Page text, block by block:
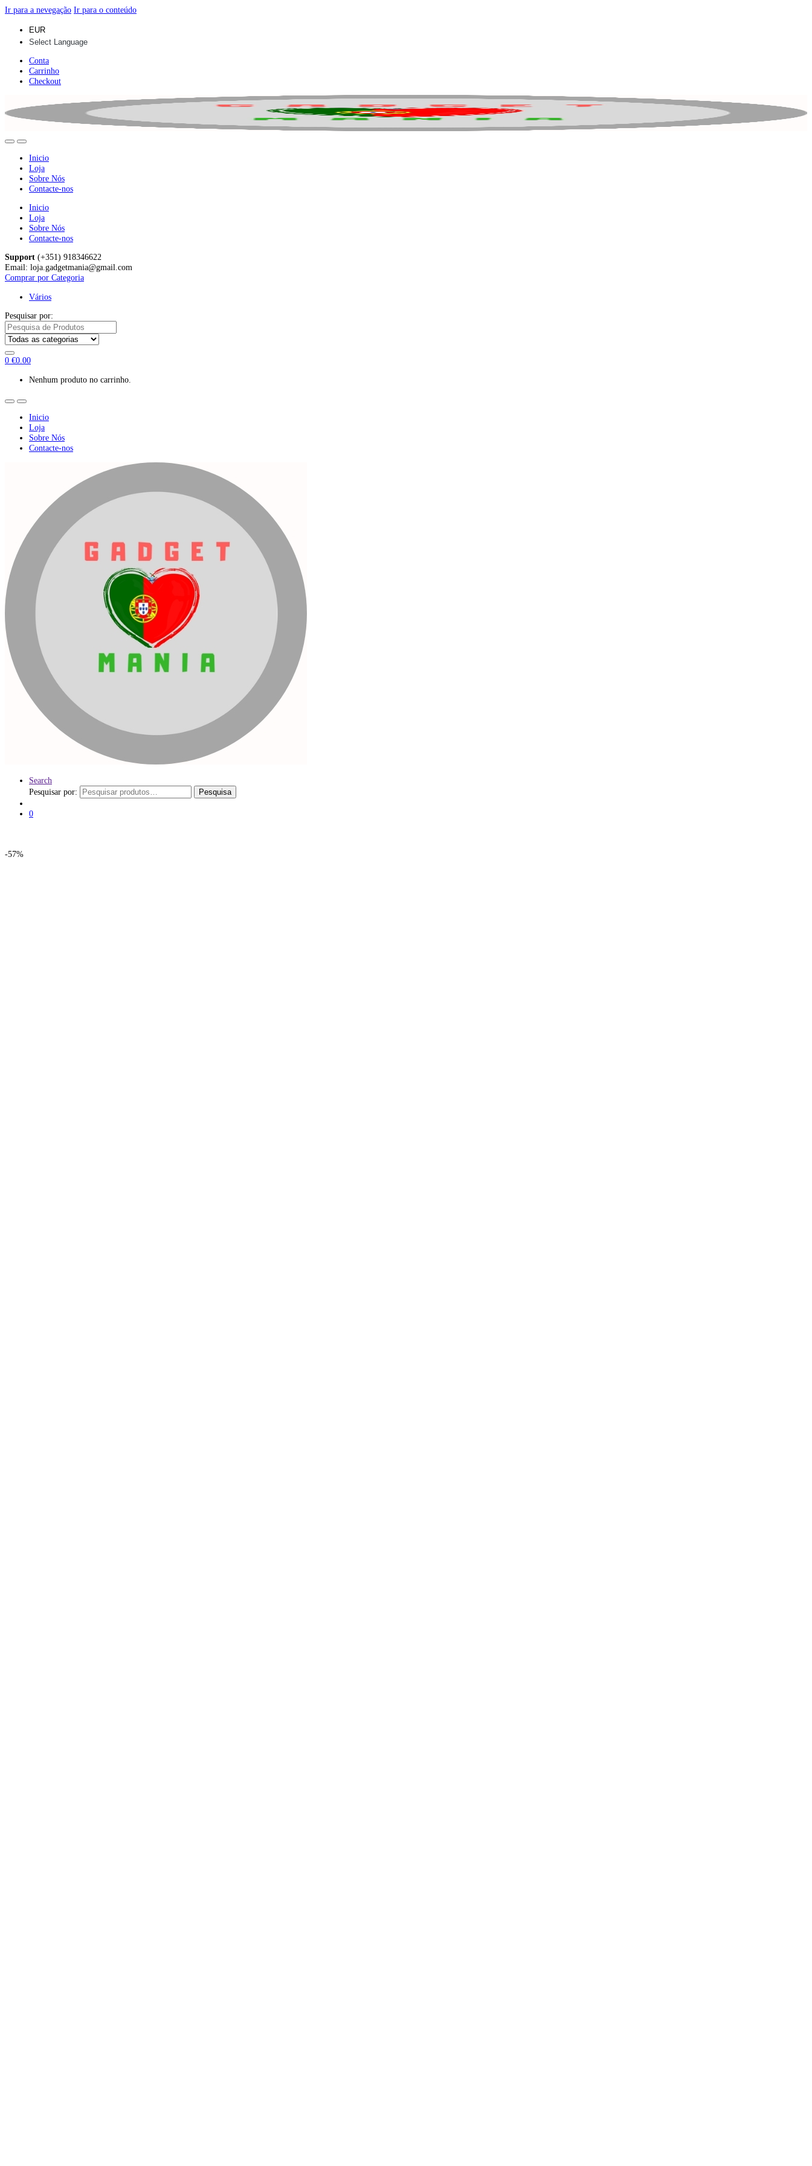
Ir para a nevegação Ir para o conteúdo
Conta
Carrinho
Checkout
Inicio
Loja
Sobre Nós
Contacte-nos
Inicio
Loja
Sobre Nós
Contacte-nos
Support (+351) 918346622
Email: loja.gadgetmania@gmail.com
Comprar por Categoria
Vários
Pesquisar por:
0 €0.00
Nenhum produto no carrinho.
Inicio
Loja
Sobre Nós
Contacte-nos
Search
Pesquisar por:
Pesquisa
0
-57%